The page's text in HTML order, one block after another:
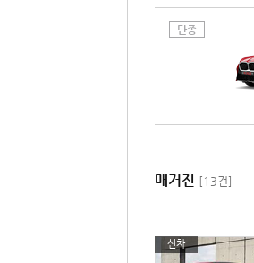
단종
매거진 [13건]
신차